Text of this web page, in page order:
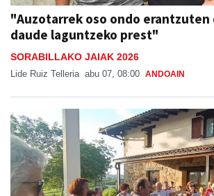
"Auzotarrek oso ondo
daude laguntzeko prest"
SORABILLAKO JAIAK 2026
Lide Ruiz Telleria abu 07, 08:00 ANDOAIN